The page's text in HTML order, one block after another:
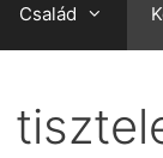
Család